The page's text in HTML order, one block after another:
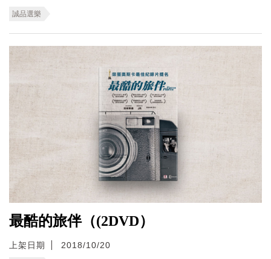
誠品選樂
最酷的旅伴（(2DVD）
上架日期 2018/10/20